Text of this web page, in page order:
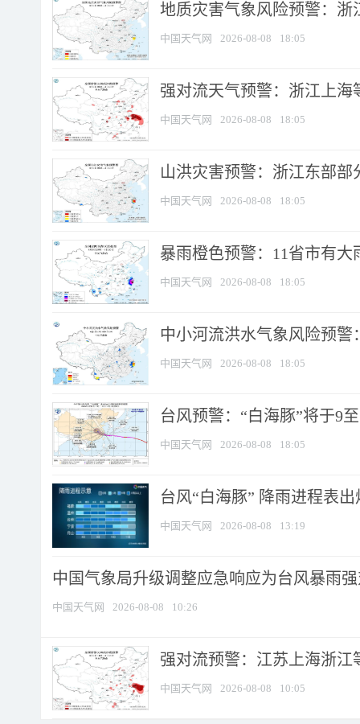
地质灾害气象风险预警：
中国天气网 2026-08-08 18:05
强对流天气预警：浙江上海
中国天气网 2026-08-08 18:05
山洪灾害预警：浙江东部
中国天气网 2026-08-08 18:05
暴雨橙色预警：11省市有
中国天气网 2026-08-08 18:05
中小河流洪水气象风险预
中国天气网 2026-08-08 18:05
台风预警：“白海豚”将于9
中国天气网 2026-08-08 18:05
台风“白海豚” 降雨进程表
中国天气网 2026-08-08 13:19
中国气象局升级调整应急响应为台风暴雨
中国天气网 2026-08-08 10:26
强对流预警：江苏上海浙江
中国天气网 2026-08-08 10:05